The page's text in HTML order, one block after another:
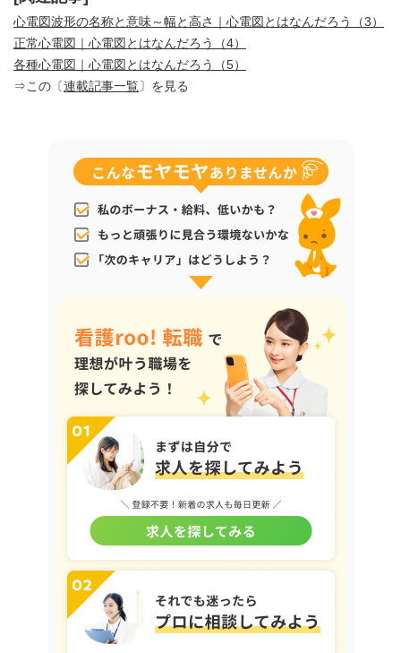
心電図波形の名称と意味～幅と高さ｜心電図とはなんだろう（3）
正常心電図｜心電図とはなんだろう（4）
各種心電図｜心電図とはなんだろう（5）
⇒この〔連載記事一覧〕を見る